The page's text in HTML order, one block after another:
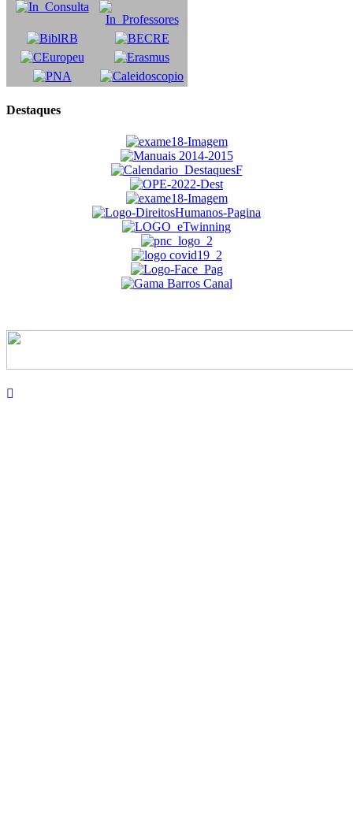
Destaques